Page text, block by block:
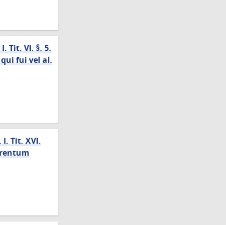
Tit. VI. §. 5.
qui fui vel al.
Tit. XVI.